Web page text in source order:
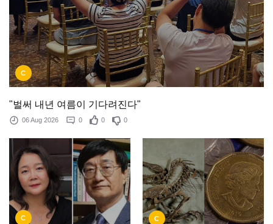
C
"벌써 내년 여름이 기다려진다"
06 Aug 2026 0 0 0
C C